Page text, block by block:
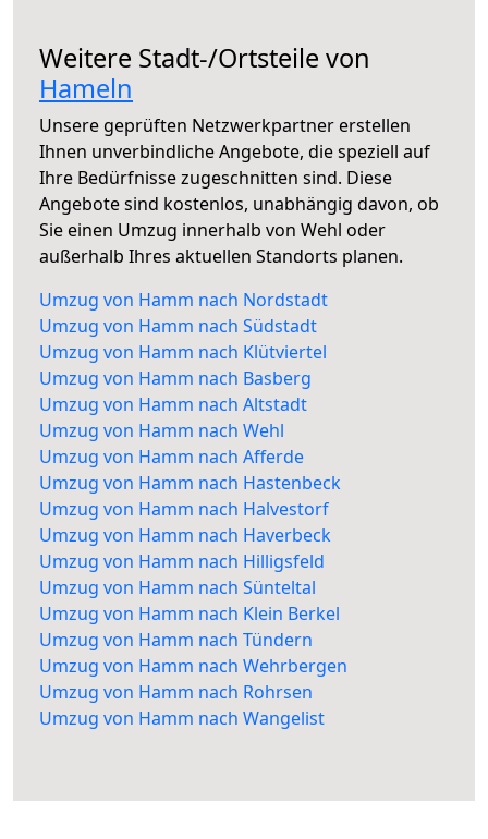
Weitere Stadt-/Ortsteile von
Hameln
Unsere geprüften Netzwerkpartner erstellen
Ihnen unverbindliche Angebote, die speziell auf
Ihre Bedürfnisse zugeschnitten sind. Diese
Angebote sind kostenlos, unabhängig davon, ob
Sie einen Umzug innerhalb von Wehl oder
außerhalb Ihres aktuellen Standorts planen.
Umzug von Hamm nach Nordstadt
Umzug von Hamm nach Südstadt
Umzug von Hamm nach Klütviertel
Umzug von Hamm nach Basberg
Umzug von Hamm nach Altstadt
Umzug von Hamm nach Wehl
Umzug von Hamm nach Afferde
Umzug von Hamm nach Hastenbeck
Umzug von Hamm nach Halvestorf
Umzug von Hamm nach Haverbeck
Umzug von Hamm nach Hilligsfeld
Umzug von Hamm nach Sünteltal
Umzug von Hamm nach Klein Berkel
Umzug von Hamm nach Tündern
Umzug von Hamm nach Wehrbergen
Umzug von Hamm nach Rohrsen
Umzug von Hamm nach Wangelist